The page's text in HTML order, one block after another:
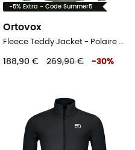
-5% Extra - Code Summer5
Ortovox
Fleece Teddy Jacket - Polaire en laine mérinos femme
188,90 € 269,90 € -30%